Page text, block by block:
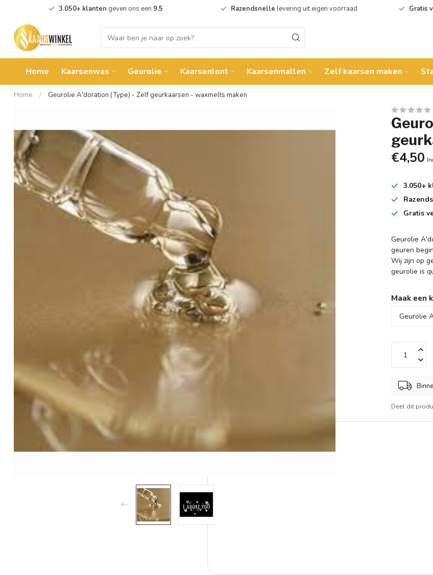
3.050+ klanten geven ons een 9.5 Razendsnelle levering uit eigen voorraad Gratis
Home Kaarsenwas Geurolie Kaarsenlont Kaarsenmallen Zelf kaarsen maken
Home / Geurolie A'doration (Type) - Zelf geurkaarsen - waxmelts maken
€4,50
3.050+
Gratis
Geurolie
geuren
Wij zijn op
geurolie is
Maak een
Deel dit